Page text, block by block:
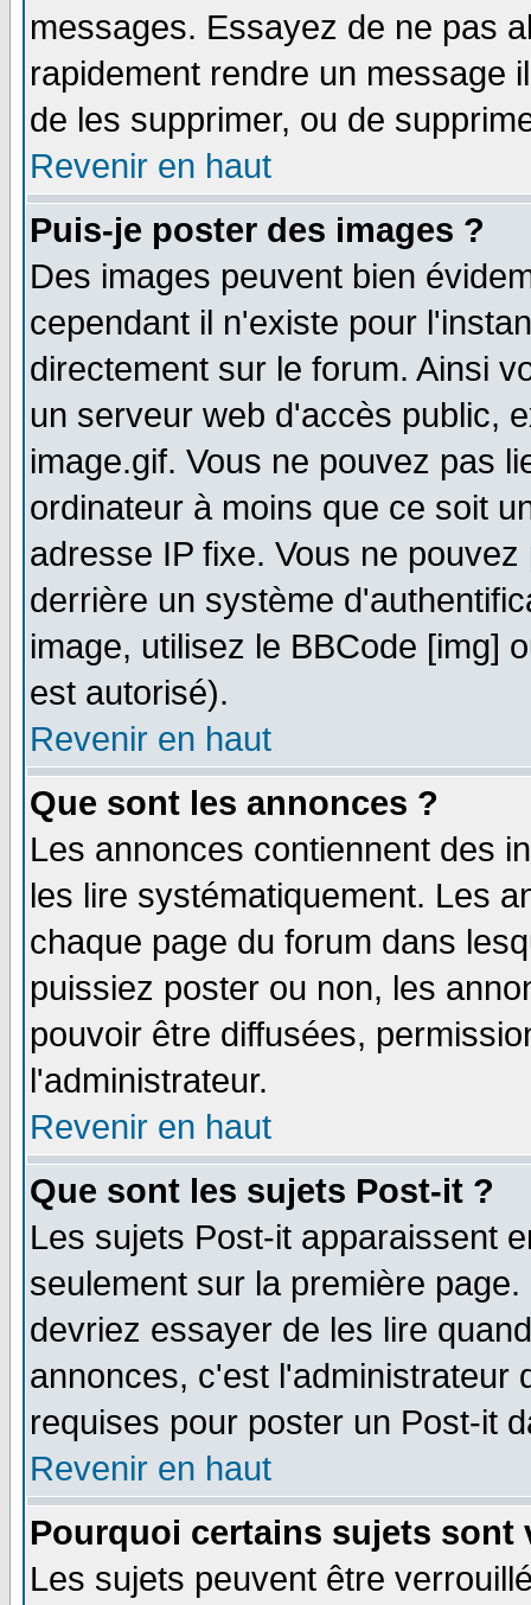
messages. Essayez de ne pas
rapidement rendre un message
de les supprimer, ou de
Revenir en haut
Puis-je poster des images ?
Des images peuvent bien
cependant il n'existe pour
directement sur le forum. Ainsi
un serveur web d'accès public,
image.gif. Vous ne pouvez pas
ordinateur à moins que ce soit
adresse IP fixe. Vous ne
derrière un système
image, utilisez le BBCode [img]
est autorisé).
Revenir en haut
Que sont les annonces ?
Les annonces contiennent des
les lire systématiquement. Les
chaque page du forum dans
puissiez poster ou non, les
pouvoir être diffusées,
l'administrateur.
Revenir en haut
Que sont les sujets Post-it ?
Les sujets Post-it apparaissent
seulement sur la première
devriez essayer de les lire
annonces, c'est l'administrateur
requises pour poster un Post-it
Revenir en haut
Pourquoi certains sujets sont
Les sujets peuvent être